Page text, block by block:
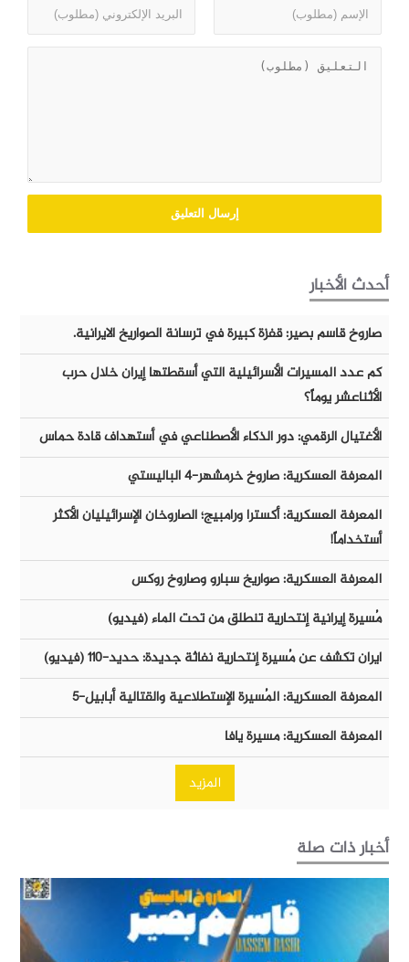
أحدث الأخبار
صاروخ قاسم بصير: قفزة كبيرة في ترسانة الصواريخ الايرانية.
كم عدد المسيرات الأسرائيلية التي أسقطتها إيران خلال حرب
الأثناعشر يوماً؟
الأغتيال الرقمي: دور الذكاء الأصطناعي في أستهداف قادة حماس
المعرفة العسكرية: صاروخ خرمشهر-٤ الباليستي
المعرفة العسكرية: أكسترا ورامبيج؛ الصاروخان الإسرائيليان الأكثر
أستخداماً!
المعرفة العسكرية: صواريخ سبارو وصاروخ روكس
مُسيرة إيرانية إنتحارية تنطلق من تحت الماء (فيديو)
ايران تكشف عن مُسيرة إنتحارية نفاثة جديدة: حديد-١١٠ (فيديو)
المعرفة العسكرية: المُسيرة الإستطلاعية والقتالية أبابيل-٥
المعرفة العسكرية: مسيرة يافا
المزيد
أخبار ذات صلة